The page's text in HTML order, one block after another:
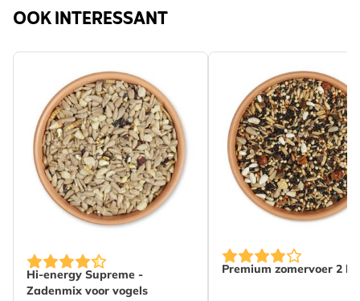
OOK INTERESSANT
Hi-energy Supreme -
Zadenmix voor vogels
The price depends on the options chosen on the
Premium zomervoer 2 kg